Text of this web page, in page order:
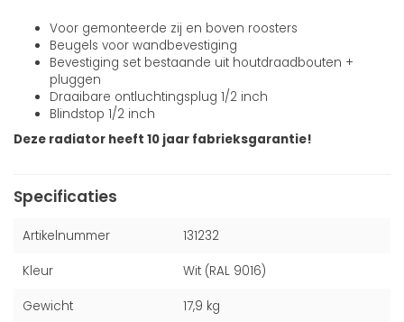
Voor gemonteerde zij en boven roosters
Beugels voor wandbevestiging
Bevestiging set bestaande uit houtdraadbouten +
pluggen
Draaibare ontluchtingsplug 1/2 inch
Blindstop 1/2 inch
Deze radiator heeft 10 jaar fabrieksgarantie!
Specificaties
Artikelnummer 131232
Kleur Wit (RAL 9016)
Gewicht 17,9 kg